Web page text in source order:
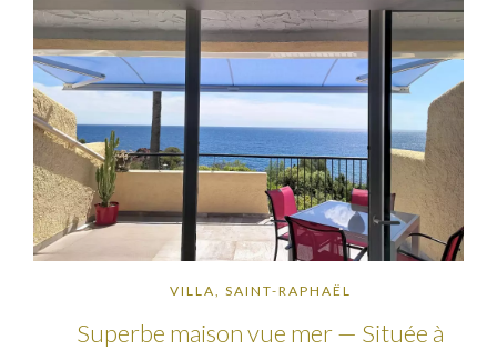
VILLA, SAINT-RAPHAËL
Superbe maison vue mer — Située à